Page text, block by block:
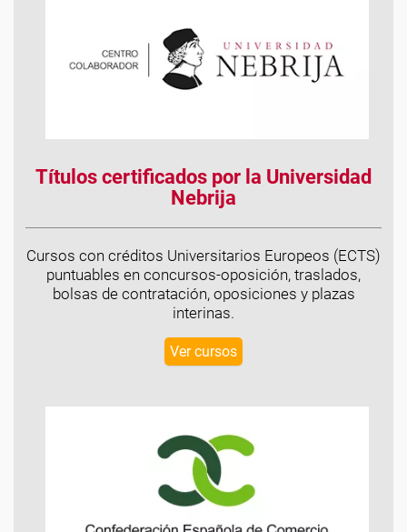
Títulos certificados por la Universidad
Nebrija
Cursos con créditos Universitarios Europeos (ECTS)
puntuables en concursos-oposición, traslados,
bolsas de contratación, oposiciones y plazas
interinas.
Ver cursos